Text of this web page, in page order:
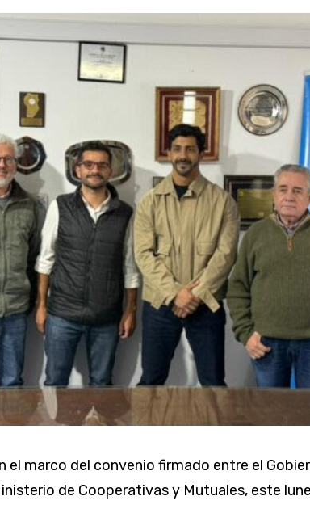
el marco del convenio firmado entre el
de Cooperativas y Mutuales, este